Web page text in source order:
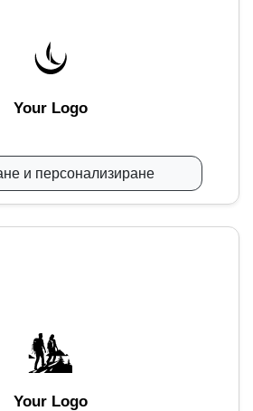
Your Logo
и персонализиране
Your Logo